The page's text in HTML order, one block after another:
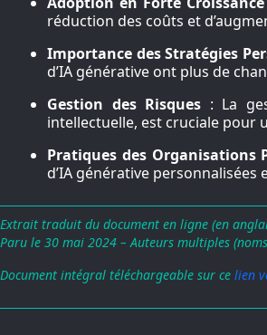
réduction des coûts et
Importance des Stratégies
d’IA générative ont plus de
Gestion des Risques : La
intellectuelle, est cruciale pour
Pratiques des Organisations
d’IA générative
Extrait traduit du document en ligne (en
Paru le 30 mai 2024 – Auteurs multiples
Document intégral téléchargeable sur ce lien